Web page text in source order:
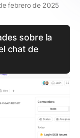
febrero de 2025
sobre la
chat de